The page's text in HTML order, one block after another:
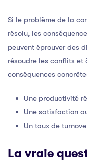
Si le problème de la
résolu, les
peuvent éprouver des
résoudre les conflits
conséquences
Une productivité
Une satisfaction
Un taux de
La vraie